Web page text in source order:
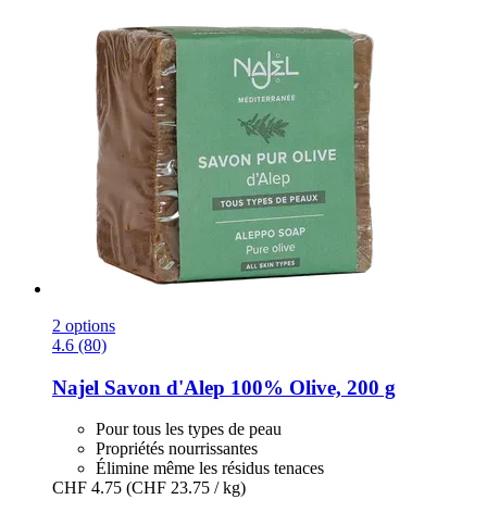
2 options
4.6 (80)
Najel Savon d'Alep 100% Olive, 200 g
Pour tous les types de peau
Propriétés nourrissantes
Élimine même les résidus tenaces
CHF 4.75 (CHF 23.75 / kg)